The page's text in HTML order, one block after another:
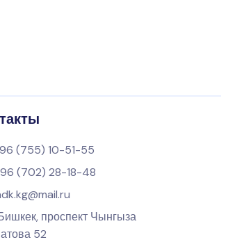
(755) 10-51-55
(702) 28-18-48
проспект Чынгыза
52